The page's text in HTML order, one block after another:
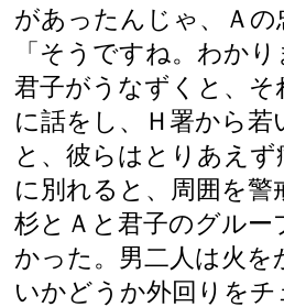
があったんじゃ、Ａ
「そうですね。わか
君子がうなずくと、
に話をし、Ｈ署から
と、彼らはとりあえ
に別れると、周囲を
杉とＡと君子のグル
かった。男二人は火
いかどうか外回りを